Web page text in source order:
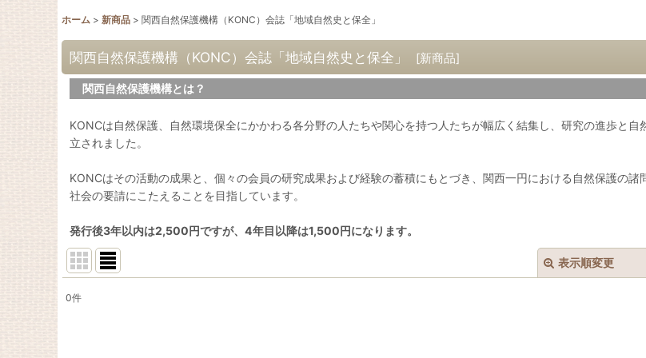
ホーム > 新商品 > 関西自然保護機構（KONC）会誌「地域自然史と保全」
関西自然保護機構（KONC）会誌「地域自然史と保全」 [新商品]
関西自然保護機構とは？
KONCは自然保護、自然環境保全にかかわる各分野の人たちや関心を持つ人たちが幅広く結集し、研究の進歩と
立されました。
KONCはその活動の成果と、個々の会員の研究成果および経験の蓄積にもとづき、関西一円における自然保護の
社会の要請にこたえることを目指しています。
発行後3年以内は2,500円ですが、4年目以降は1,500円になります。
表示順変更
0件